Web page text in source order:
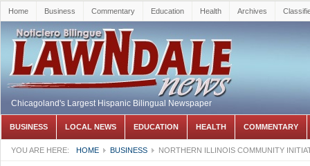
Home Business Commentary Education Health Archives
Chicagoland's Largest Hispanic Bilingual Newspaper
BUSINESS LOCAL NEWS EDUCATION HEALTH COMMENTARY
YOU ARE HERE: HOME BUSINESS NORTHERN ILLINOIS COMMUNITY